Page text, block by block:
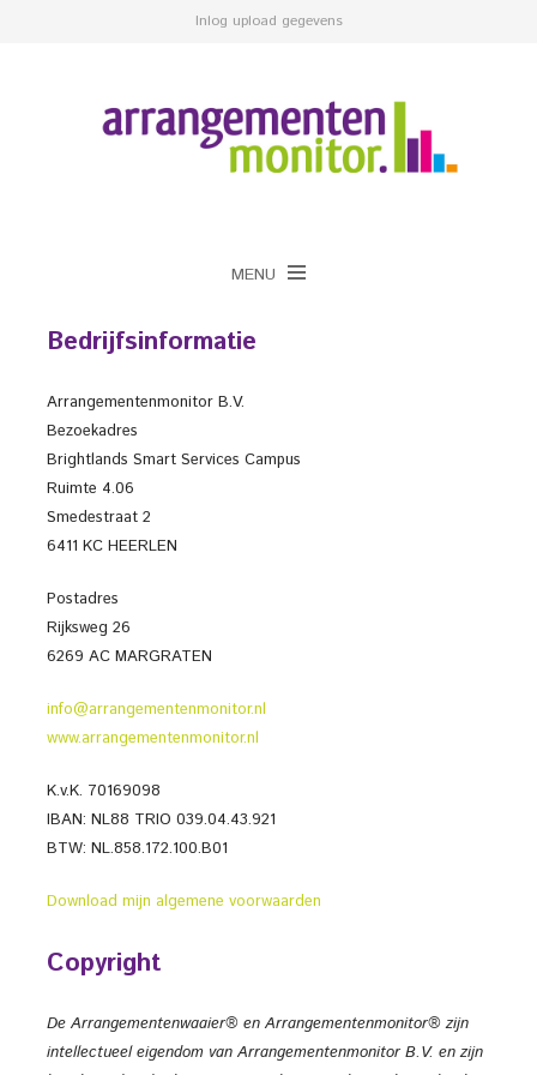
Inlog upload gegevens
MENU
Bedrijfsinformatie
Arrangementenmonitor B.V.
Bezoekadres
Brightlands Smart Services Campus
Ruimte 4.06
Smedestraat 2
6411 KC HEERLEN
Postadres
Rijksweg 26
6269 AC MARGRATEN
info@arrangementenmonitor.nl
www.arrangementenmonitor.nl
K.v.K. 70169098
IBAN: NL88 TRIO 039.04.43.921
BTW: NL.858.172.100.B01
Download mijn algemene voorwaarden
Copyright
De Arrangementenwaaier® en Arrangementenmonitor® zijn
intellectueel eigendom van Arrangementenmonitor B.V. en zijn